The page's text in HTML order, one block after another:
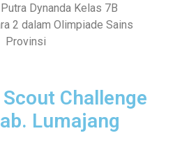
Dynanda Kelas 7B
2 dalam Olimpiade Sains
Provinsi
Challenge
Lumajang